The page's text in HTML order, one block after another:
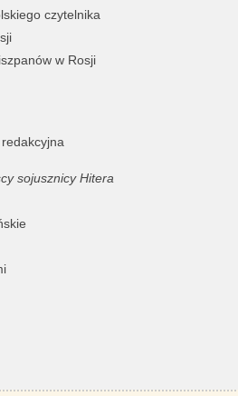
czytelnika
w Rosji
sojusznicy Hitera